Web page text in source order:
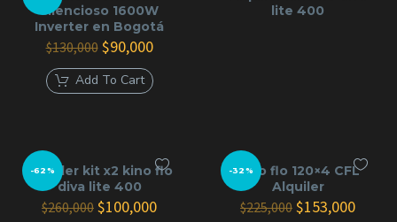
silencioso 1600W
Inverter en Bogotá
$130,000 El
precio
original
era:
$90,000El
actual
es:
Add To Cart
lite 400
-62%
Alquiler kit x2 kino flo
diva lite 400
$260,000 El
$100,000El
-32%
Kino flo 120×4 CFL
Alquiler
$225,000 El
$153,000El